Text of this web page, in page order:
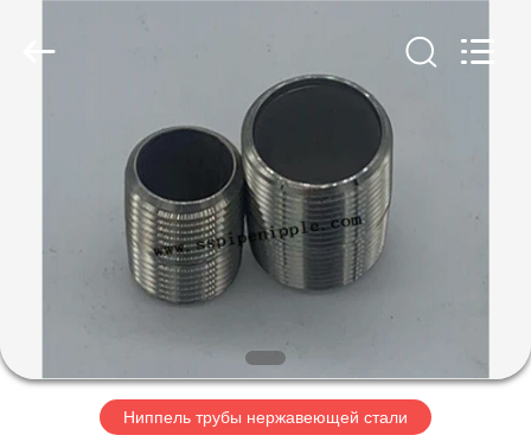
ПРОДУКТЫ
ПУТЕШЕСТВИЕ
ФАБРИКИНиппель трубы нержавеющей стали